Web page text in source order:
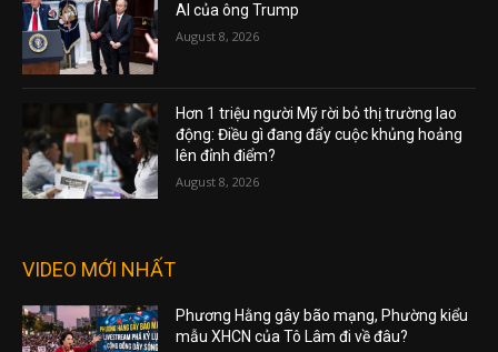
AI của ông Trump
August 8, 2026
Hơn 1 triệu người Mỹ rời bỏ thị trường lao
động: Điều gì đang đẩy cuộc khủng hoảng
lên đỉnh điểm?
August 8, 2026
VIDEO MỚI NHẤT
Phương Hằng gây bão mạng, Phường kiểu
mẫu XHCN của Tô Lâm đi về đâu?